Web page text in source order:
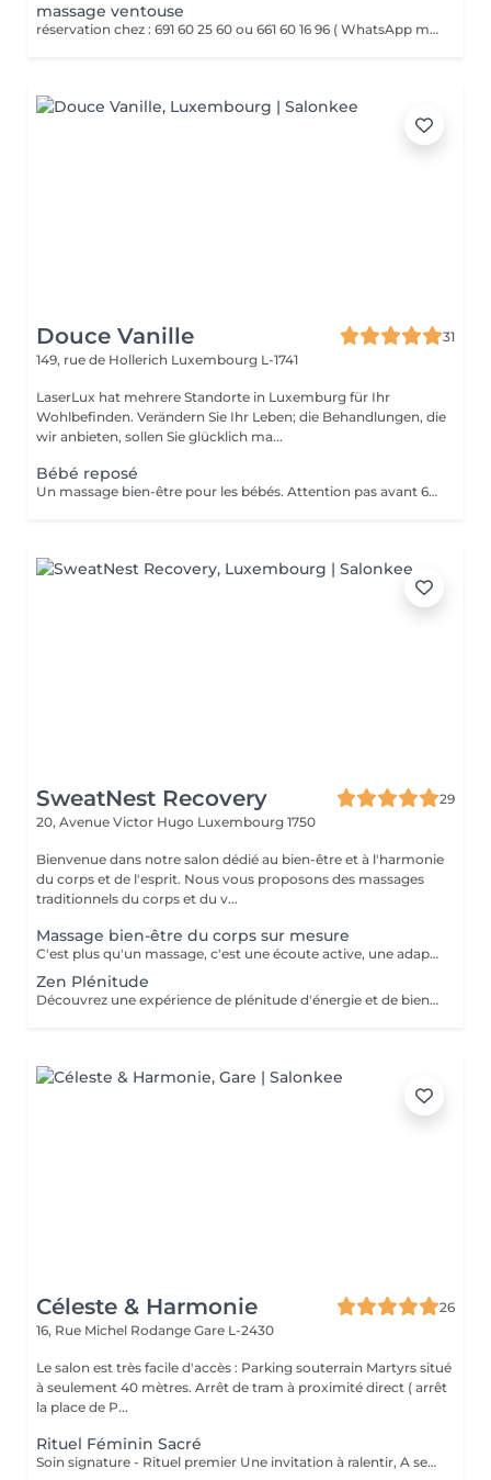
massage ventouse
réservation chez : 691 60 25 60 ou 661 60 16 96 ( WhatsApp msg ) VENTOUSES OU CUPPING THERAPY Technique thérapeutique utilisant la succion pour créer une dépression sur la peau. Il améliore la circulation sanguine, décontracte lés muscles, soulage les Dolores et draine les tissus
Douce Vanille
31
149, rue de Hollerich Luxembourg L-1741
LaserLux hat mehrere Standorte in Luxemburg für Ihr
Wohlbefinden. Verändern Sie Ihr Leben; die Behandlungen, die
wir anbieten, sollen Sie glücklich ma...
Bébé reposé
Un massage bien-être pour les bébés. Attention pas avant 6 mois, présence d'un parent pendant le massage.
SweatNest Recovery
29
20, Avenue Victor Hugo Luxembourg 1750
Bienvenue dans notre salon dédié au bien-être et à l'harmonie
du corps et de l'esprit. Nous vous proposons des massages
traditionnels du corps et du v...
Massage bien-être du corps sur mesure
C'est plus qu'un massage, c'est une écoute active, une adaptation précise, et une maîtrise de chaque mouvement pour transcender votre expérience de bien-être. Il est créé uniquement pour vous, pour répondre pleinement à vos aspirations de bien-être. Il pourra être personnalisé selon vos besoins et problématique du moment : stress, postures inconfortables au travail, position assise prolongée, des efforts sportifs intenses ou autres. Avant de commencer la séance de massage sur mesure, nous définissons ensemble les zones du corps à privilégier, le type de technique et pression à exercer (doux, profond, enveloppant, énergétique) afin de m'adapter au mieux à votre besoin du moment. Invitez le luxe d'un soin sur-mesure dans votre vie et octroyez vous une halte bien-être inégalée!
Zen Plénitude
Découvrez une expérience de plénitude d'énergie et de bien-être avec une alliance parfaite du massage relaxant du corps de 60 minutes et réflexologie plantaire de 30 minutes. Plongez-vous dans les sensations de bien-être et de sérénité grâce aux mouvements lents et enveloppants et des parfums délicats des huiles. Ce massage relaxant procure le relâchement des tensions musculaires et l'apaisement de l'esprit. Poursuivez l'expérience avec une demi-heure consacrée à vos pieds, véritable relais de l'équilibre et de l'harmonie global. Le travail délicat sur les zones réflexes des pieds permet rétablir une libre circulation d'énergie dans votre corps et une synergie de fonctionnement des organes internes. Offrez-vous une combinaison idéale pour une détente profonde, libération de stress et l'harmonie intérieure.
Céleste & Harmonie
26
16, Rue Michel Rodange Gare L-2430
Le salon est très facile d'accès : Parking souterrain Martyrs situé
à seulement 40 mètres. Arrêt de tram à proximité direct ( arrêt
la place de P...
Rituel Féminin Sacré
Soin signature - Rituel premier Une invitation à ralentir, A se reconnecter à son corps, A sa féminité, Et à sa profondeur intérieure. Le Rituel Féminin Sacré est un massage émotionnel réconfortant et enveloppant, aux manuvres lentes et ondulantes, conçu comme un véritable voyage intérieur. Ce soin signature est co-animé par deux expertes: ' Une praticienne en massage bien-être ' Une sophrologue certifiée Pour une approche globale du corps, des émotions et de la conscience. Une huile neutre naturelle accompagne le rituel pour sublimer la peau et soutenir la dimension symbolique du soin . Le rituel se clôture par un accueil des ressentis et échange. Pour toute information complémentaire ou réservation ce soin , je vous invite à me contacter.